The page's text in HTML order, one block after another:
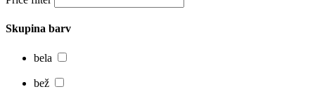
Skupina barv
bela
bež